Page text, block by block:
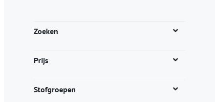
Zoeken
Prijs
Stofgroepen
kan
op
productpagina